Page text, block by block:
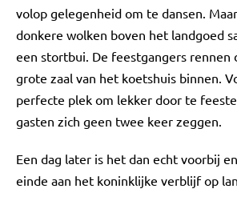
volop gelegenheid om te dansen.
donkere wolken boven het landgoed
een stortbui. De feestgangers rennen
grote zaal van het koetshuis binnen.
perfecte plek om lekker door te
gasten zich geen twee keer zeggen.
Een dag later is het dan echt voorbij
einde aan het koninklijke verblijf op